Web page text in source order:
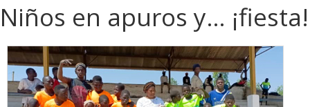
Niños en apuros y… ¡fiesta!